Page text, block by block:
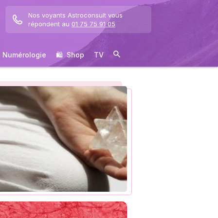
Nos voyants Astroconsult vous
répondent au 01 75 75 91 05
Numérologie 🛍 ️ Shop TV